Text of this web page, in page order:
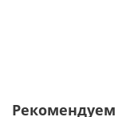
Рекомендуем